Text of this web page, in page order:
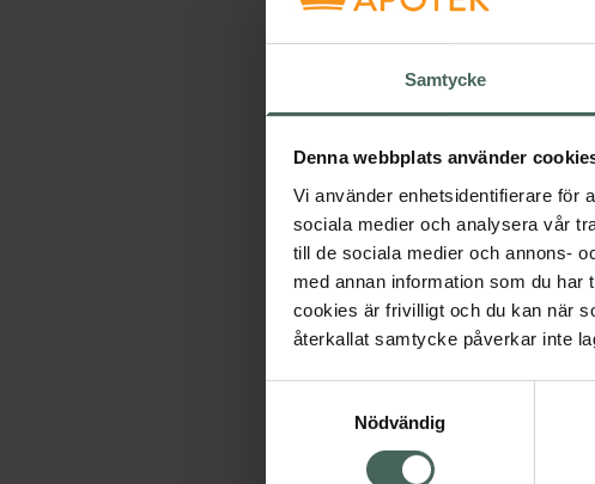
Samtycke
Denna webbplats använder
Vi använder enhetsidentifierare för
sociala medier och analysera vår
till de sociala medier och annons-
med annan information som du
cookies är frivilligt och du kan när
återkallat samtycke påverkar inte
Nödvändig